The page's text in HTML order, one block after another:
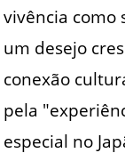
vivência como
um desejo
conexão
pela
especial no